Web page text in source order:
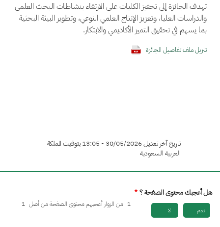
تهدف الجائزة إلى تحفيز الكليات على الارتقاء بنشاطات البحث العلمي
والدراسات العليا، وتعزيز الإنتاج العلمي النوعي، وتطوير البيئة البحثية
بما يسهم في تحقيق التميز الأكاديمي والابتكار.
تنزيل ملف تفاصيل الجائزة
تاريخ آخر تعديل 30/05/2026 - 13:05 بتوقيت المملكة
العربية السعودية
هل أعجبك محتوى الصفحة ؟
نعم لا
1 من الزوار أعجبهم محتوى الصفحة من أصل 1